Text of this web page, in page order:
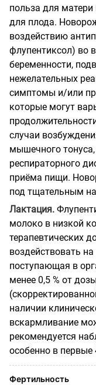
польза для
для плода.
воздействию
флупентиксол) во
беременности,
нежелательных
симптомы и/или
которые могут
случаи
мышечного
респираторного
приёма пищи.
под тщательным
Лактация.
молоко в низкой
терапевтических
воздействовать
поступающая в
менее 0,5 % от
наличии
вскармливание
рекомендуется
особенно в первые
Фертильность